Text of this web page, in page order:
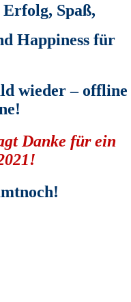
Erfolg, Spaß,
Happiness für
wieder – offline
Danke für ein